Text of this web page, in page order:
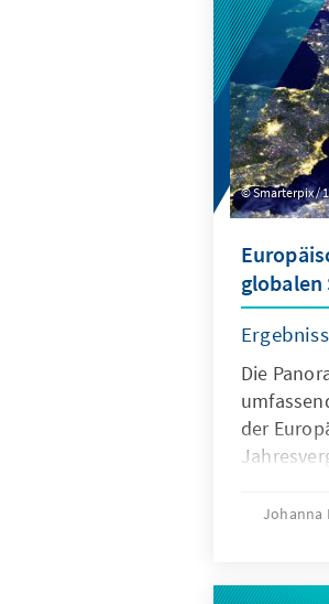
Smarterpix /
Die
der
Johanna